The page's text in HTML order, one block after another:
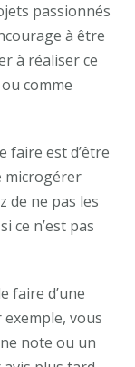
passionnés
à être
à réaliser ce
comme
faire est d’être
microgérer
de ne pas les
ce n’est pas
faire d’une
vous
note ou un